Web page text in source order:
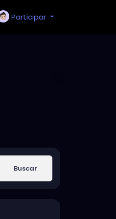
Participar
Buscar